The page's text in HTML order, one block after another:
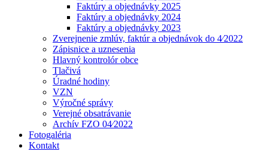
Faktúry a objednávky 2025
Faktúry a objednávky 2024
Faktúry a objednávky 2023
Zverejnenie zmlúv, faktúr a objednávok do 4⁄2022
Zápisnice a uznesenia
Hlavný kontrolór obce
Tlačivá
Úradné hodiny
VZN
Výročné správy
Verejné obsatrávanie
Archív FZO 04⁄2022
Fotogaléria
Kontakt